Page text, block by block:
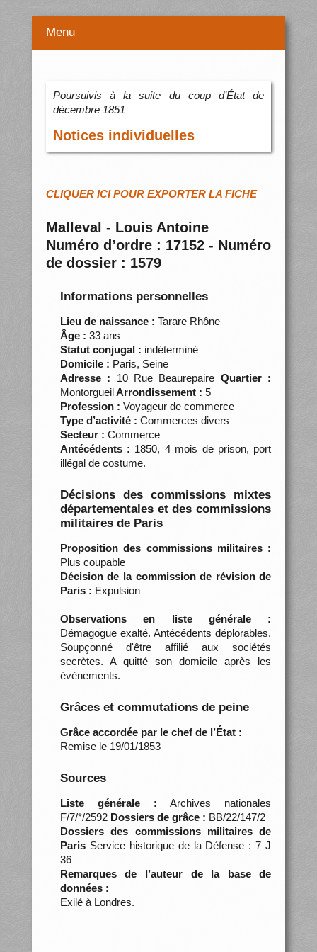
Menu
Poursuivis à la suite du coup d’État de
décembre 1851
Notices individuelles
CLIQUER ICI POUR EXPORTER LA FICHE
Malleval - Louis Antoine
Numéro d’ordre : 17152 - Numéro
de dossier : 1579
Informations personnelles
Lieu de naissance : Tarare Rhône
Âge : 33 ans
Statut conjugal : indéterminé
Domicile : Paris, Seine
Adresse : 10 Rue Beaurepaire Quartier :
MontorgueilArrondissement : 5
Profession : Voyageur de commerce
Type d’activité : Commerces divers
Secteur : Commerce
Antécédents : 1850, 4 mois de prison, port
illégal de costume.
Décisions des commissions mixtes
départementales et des commissions
militaires de Paris
Proposition des commissions militaires :
Plus coupable
Décision de la commission de révision de
Paris : Expulsion
Observations en liste générale :
Démagogue exalté. Antécédents déplorables.
Soupçonné d'être affilié aux sociétés
secrètes. A quitté son domicile après les
évènements.
Grâces et commutations de peine
Grâce accordée par le chef de l’État :
Remise le 19/01/1853
Sources
Liste générale : Archives nationales
F/7/*/2592 Dossiers de grâce : BB/22/147/2
Dossiers des commissions militaires de
ParisService historique de la Défense : 7 J
36
Remarques de l’auteur de la base de
données :
Exilé à Londres.